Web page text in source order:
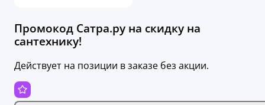
Промокод Сатра.ру на скидку на
сантехнику!
Действует на позиции в заказе без акции.